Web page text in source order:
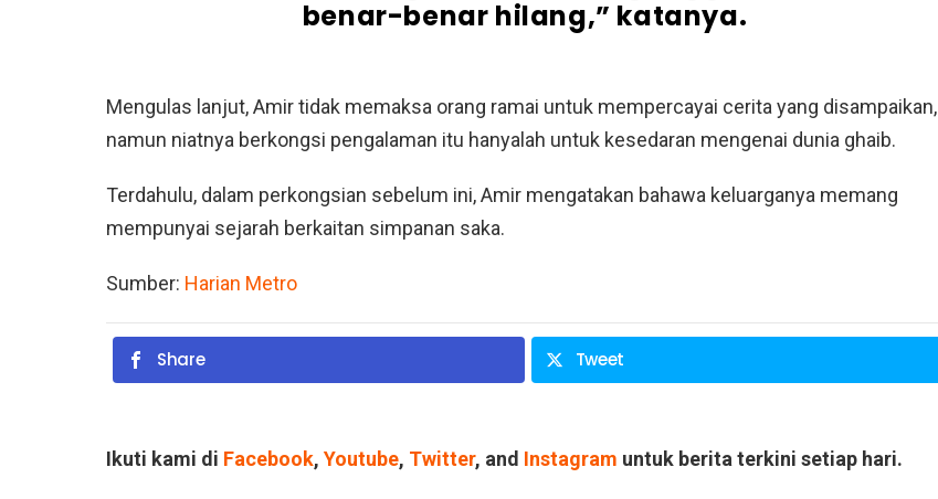
benar-benar hilang,” katanya.
Mengulas lanjut, Amir tidak memaksa orang ramai untuk mempercayai cerita yang disampaikan,
namun niatnya berkongsi pengalaman itu hanyalah untuk kesedaran mengenai dunia ghaib.
Terdahulu, dalam perkongsian sebelum ini, Amir mengatakan bahawa keluarganya memang
mempunyai sejarah berkaitan simpanan saka.
Sumber: Harian Metro
Share Tweet
Ikuti kami di Facebook, Youtube, Twitter, and Instagram untuk berita terkini setiap hari.